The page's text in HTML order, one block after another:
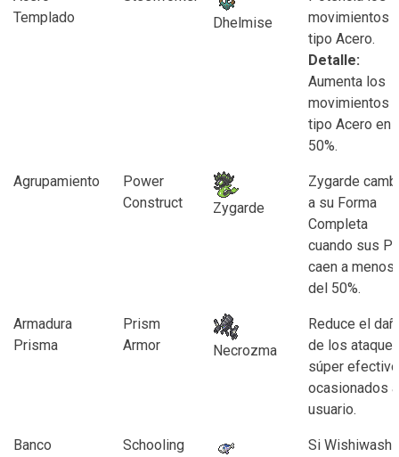
Templado
Dhelmise
movimientos
tipo Acero.
Detalle:
Aumenta los
movimientos
tipo Acero en
50%.
Agrupamiento
Power
Construct
Zygarde
Zygarde
a su Forma
Completa
cuando sus
caen a menos
del 50%.
Armadura
Prisma
Prism
Armor
Necrozma
Reduce el
de los
súper
ocasionados
usuario.
Banco
Schooling
Si Wishiwashi